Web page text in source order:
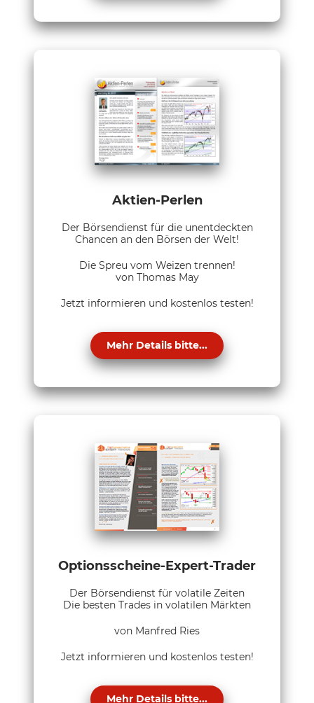
Aktien-Perlen
Der Börsendienst für die unentdeckten
Chancen an den Börsen der Welt!
Die Spreu vom Weizen trennen!
von Thomas May
Jetzt informieren und kostenlos testen!
Mehr Details bitte...
Optionsscheine-Expert-Trader
Der Börsendienst für volatile Zeiten
Die besten Trades in volatilen Märkten
von Manfred Ries
Jetzt informieren und kostenlos testen!
Mehr Details bitte...